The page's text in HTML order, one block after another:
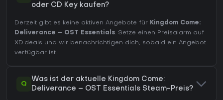
oder CD Key kaufen?
Derzeit gibt es keine aktiven Angebote für Kingdom Come:
Deliverance – OST Essentials. Setze einen Preisalarm auf
XD.deals und wir benachrichtigen dich, sobald ein Angebot
verfügbar ist.
Q
Was ist der aktuelle Kingdom Come:
Deliverance – OST Essentials Steam-Preis?